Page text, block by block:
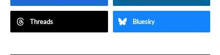
Threads Bluesky